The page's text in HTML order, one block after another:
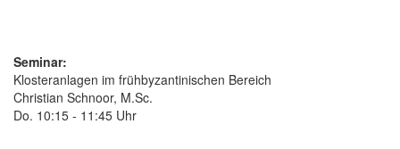
Seminar:
Klosteranlagen im frühbyzantinischen Bereich
Christian Schnoor, M.Sc.
Do. 10:15 - 11:45 Uhr